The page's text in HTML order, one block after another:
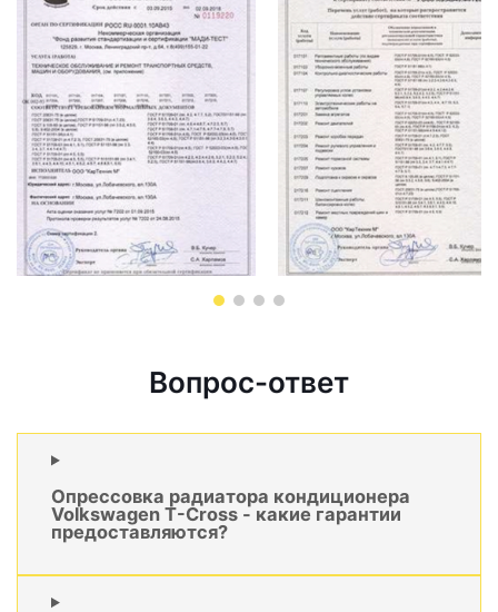
Вопрос-ответ
Опрессовка радиатора кондиционера
Volkswagen T-Cross - какие гарантии
предоставляются?